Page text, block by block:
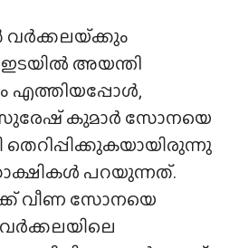
വർക്കലയ്‌ക്കും
അയന്തി
എത്തിയപ്പോൾ,
കുമാർ സോനയെ
തെറിപ്പിക്കുകയായിരുന്നു
പറയുന്നത്.
വീണ സോനയെ